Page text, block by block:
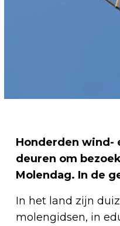
Honderden wind-
deuren om
Molendag. In de
In het land zijn
molengidsen, in